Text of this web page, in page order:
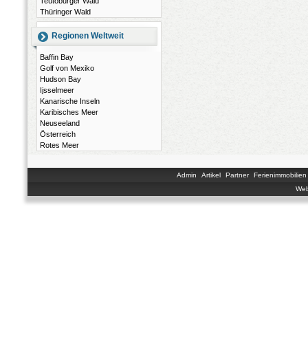
Thüringer Wald
Regionen Weltweit
Baffin Bay
Golf von Mexiko
Hudson Bay
Ijsselmeer
Kanarische Inseln
Karibisches Meer
Neuseeland
Österreich
Rotes Meer
Admin Artikel Partner
Ferienimmobilien